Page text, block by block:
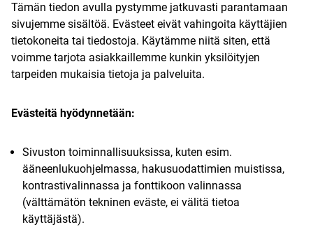
Tämän tiedon avulla pystymme jatkuvasti parantamaan
sivujemme sisältöä. Evästeet eivät vahingoita käyttäjien
tietokoneita tai tiedostoja. Käytämme niitä siten, että
voimme tarjota asiakkaillemme kunkin yksilöityjen
tarpeiden mukaisia tietoja ja palveluita.
Evästeitä hyödynnetään:
Sivuston toiminnallisuuksissa, kuten esim.
ääneenlukuohjelmassa, hakusuodattimien muistissa,
kontrastivalinnassa ja fonttikoon valinnassa
(välttämätön tekninen eväste, ei välitä tietoa
käyttäjästä).